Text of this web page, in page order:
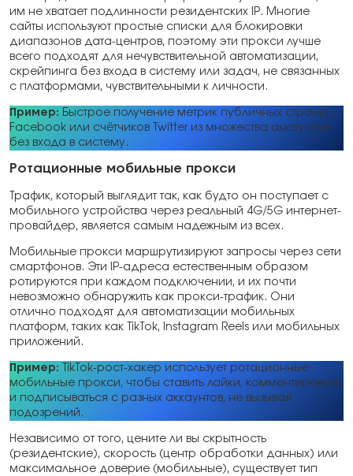
им не хватает подлинности резидентских IP. Многие
сайты используют простые списки для блокировки
диапазонов дата-центров, поэтому эти прокси лучше
всего подходят для нечувствительной автоматизации,
скрейпинга без входа в систему или задач, не связанных
с платформами, чувствительными к личности.
Пример: Быстрое получение метрик публичных страниц
Facebook или счётчиков Twitter из множества аккаунтов
без входа в систему.
Ротационные мобильные прокси
Трафик, который выглядит так, как будто он поступает с
мобильного устройства через реальный 4G/5G интернет-
провайдер, является самым надежным из всех.
Мобильные прокси маршрутизируют запросы через сети
смартфонов. Эти IP-адреса естественным образом
ротируются при каждом подключении, и их почти
невозможно обнаружить как прокси-трафик. Они
отлично подходят для автоматизации мобильных
платформ, таких как TikTok, Instagram Reels или мобильных
приложений.
Пример: TikTok-рост-хакер использует ротационные
мобильные прокси, чтобы ставить лайки, комментировать
и подписываться с разных аккаунтов, не вызывая
подозрений.
Независимо от того, цените ли вы скрытность
(резидентские), скорость (центр обработки данных) или
максимальное доверие (мобильные), существует тип